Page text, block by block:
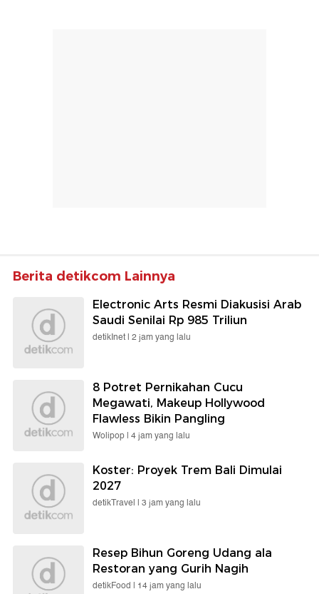
Berita detikcom Lainnya
Electronic Arts Resmi Diakusisi Arab
Saudi Senilai Rp 985 Triliun
detikInet | 2 jam yang lalu
8 Potret Pernikahan Cucu
Megawati, Makeup Hollywood
Flawless Bikin Pangling
Wolipop | 4 jam yang lalu
Koster: Proyek Trem Bali Dimulai
2027
detikTravel | 3 jam yang lalu
Resep Bihun Goreng Udang ala
Restoran yang Gurih Nagih
detikFood | 14 jam yang lalu